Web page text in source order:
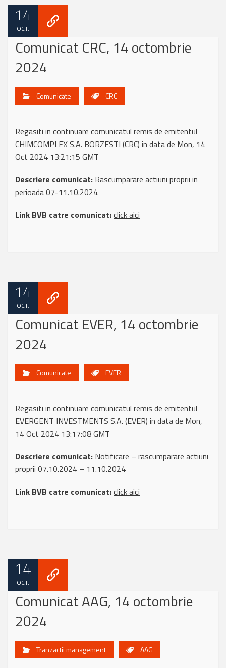
14
OCT.
Comunicat CRC, 14 octombrie
2024
Comunicate CRC
Regasiti in continuare comunicatul remis de emitentul
CHIMCOMPLEX S.A. BORZESTI (CRC) in data de Mon, 14
Oct 2024 13:21:15 GMT
Descriere comunicat: Rascumparare actiuni proprii in
perioada 07-11.10.2024
Link BVB catre comunicat:click aici
14
OCT.
Comunicat EVER, 14 octombrie
2024
Comunicate EVER
Regasiti in continuare comunicatul remis de emitentul
EVERGENT INVESTMENTS S.A. (EVER) in data de Mon,
14 Oct 2024 13:17:08 GMT
Descriere comunicat: Notificare – rascumparare actiuni
proprii 07.10.2024 – 11.10.2024
Link BVB catre comunicat:click aici
14
OCT.
Comunicat AAG, 14 octombrie
2024
Tranzactii management AAG